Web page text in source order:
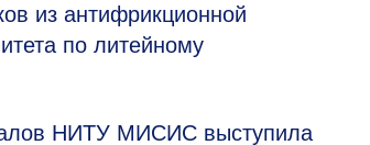
из антифрикционной
по литейному
НИТУ МИСИС выступила